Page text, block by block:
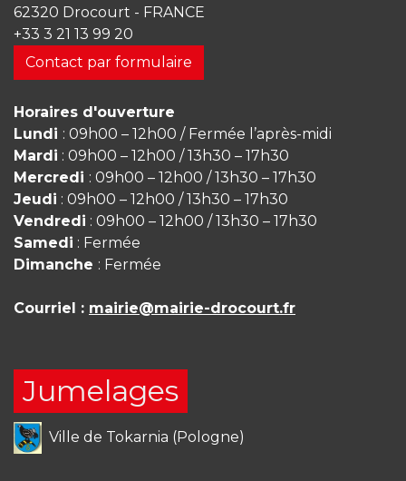
62320 Drocourt - FRANCE
+33 3 21 13 99 20
Contact par formulaire
Horaires d'ouverture
Lundi : 09h00 – 12h00 / Fermée l’après-midi
Mardi : 09h00 – 12h00 / 13h30 – 17h30
Mercredi : 09h00 – 12h00 / 13h30 – 17h30
Jeudi : 09h00 – 12h00 / 13h30 – 17h30
Vendredi : 09h00 – 12h00 / 13h30 – 17h30
Samedi : Fermée
Dimanche : Fermée
Courriel : mairie@mairie-drocourt.fr
Jumelages
Ville de Tokarnia (Pologne)